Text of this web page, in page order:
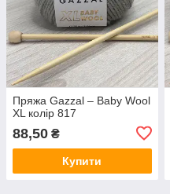
Пряжа Gazzal – Baby Wool
XL колір 817
88,50 ₴
Купити